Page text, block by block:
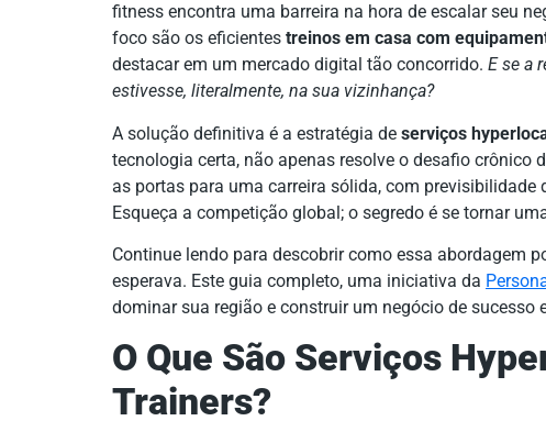
fitness encontra uma barreira na hora de escalar seu
foco são os eficientes treinos em casa com
destacar em um mercado digital tão concorrido. E se a
estivesse, literalmente, na sua vizinhança?
A solução definitiva é a estratégia de serviços
tecnologia certa, não apenas resolve o desafio crônico
as portas para uma carreira sólida, com previsibilidade
Esqueça a competição global; o segredo é se tornar
Continue lendo para descobrir como essa abordagem
esperava. Este guia completo, uma iniciativa da
dominar sua região e construir um negócio de sucesso
O Que São Serviços
Trainers?